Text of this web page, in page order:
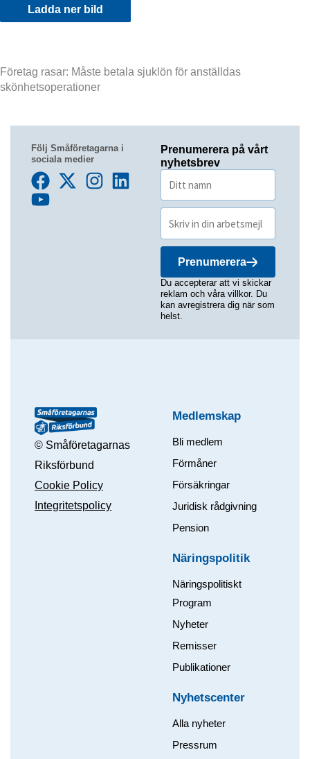
Ladda ner bild
Företag rasar: Måste betala sjuklön för anställdas
skönhetsoperationer
Följ Småföretagarna i
sociala medier
Prenumerera på vårt
nyhetsbrev
Prenumerera
Du accepterar att vi skickar
reklam och våra villkor. Du
kan avregistrera dig när som
helst.
© Småföretagarnas
Riksförbund
Cookie Policy
Integritetspolicy
Medlemskap
Bli medlem
Förmåner
Försäkringar
Juridisk rådgivning
Pension
Näringspolitik
Näringspolitiskt
Program
Nyheter
Remisser
Publikationer
Nyhetscenter
Alla nyheter
Pressrum